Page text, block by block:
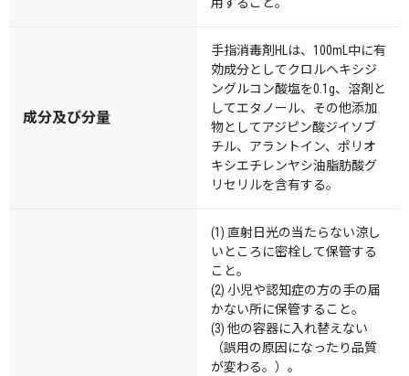
成分及び分量
手指消毒剤HLは、100mL中に有
効成分としてクロルヘキシジ
ングルコン酸塩を0.1g、溶剤と
してエタノール、その他添加
物としてアジピン酸ジイソブ
チル、アラントイン、ポリオ
キシエチレンヤシ油脂肪酸グ
リセリルを含有する。
(1) 直射日光の当たらない涼し
いところに密栓して保管する
こと。
(2) 小児や認知症の方の手の届
かない所に保管すること。
(3) 他の容器に入れ替えない
（誤用の原因になったり品質
が変わる。）。